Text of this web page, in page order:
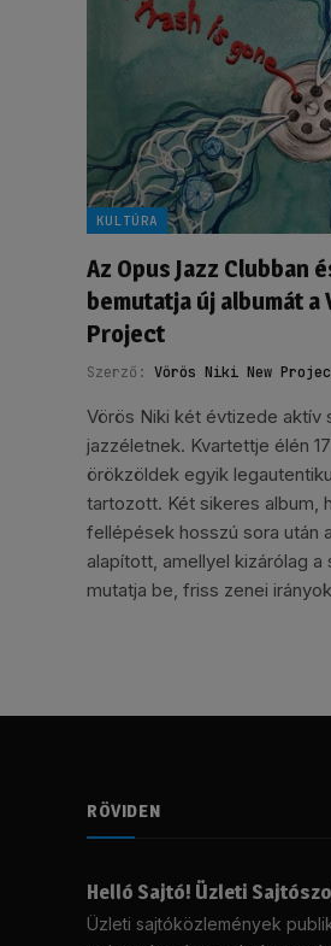
KULTÚRA
Az Opus Jazz Clubban
bemutatja új albumát a
Project
Szerző: Vörös Niki New
Vörös Niki két évtizede aktív
jazzéletnek. Kvartettje élén
örökzöldek egyik
tartozott. Két sikeres album,
fellépések hosszú sora után
alapított, amellyel kizárólag
mutatja be, friss zenei
RÖVIDEN
Helló Sajtó! Üzleti
Üzleti sajtóközlemények